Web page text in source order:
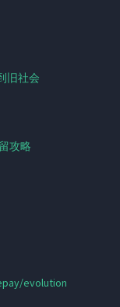
旧社会
攻略
evolution